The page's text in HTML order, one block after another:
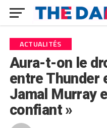
ACTUALITÉS
Aura-t-on le
entre Thunder
Jamal Murray
confiant »